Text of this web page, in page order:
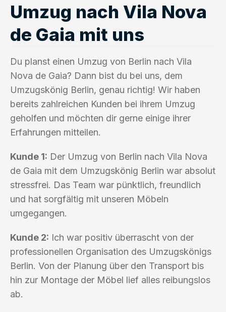
Umzug nach Vila Nova
de Gaia mit uns
Du planst einen Umzug von Berlin nach Vila
Nova de Gaia? Dann bist du bei uns, dem
Umzugskönig Berlin, genau richtig! Wir haben
bereits zahlreichen Kunden bei ihrem Umzug
geholfen und möchten dir gerne einige ihrer
Erfahrungen mitteilen.
Kunde 1: Der Umzug von Berlin nach Vila Nova
de Gaia mit dem Umzugskönig Berlin war absolut
stressfrei. Das Team war pünktlich, freundlich
und hat sorgfältig mit unseren Möbeln
umgegangen.
Kunde 2: Ich war positiv überrascht von der
professionellen Organisation des Umzugskönigs
Berlin. Von der Planung über den Transport bis
hin zur Montage der Möbel lief alles reibungslos
ab.